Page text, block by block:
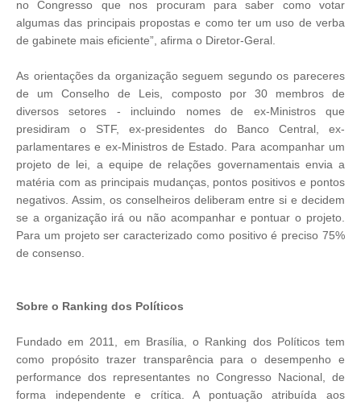
no Congresso que nos procuram para saber como votar
algumas das principais propostas e como ter um uso de verba
de gabinete mais eficiente”, afirma o Diretor-Geral.
As orientações da organização seguem segundo os pareceres
de um Conselho de Leis, composto por 30 membros de
diversos setores - incluindo nomes de ex-Ministros que
presidiram o STF, ex-presidentes do Banco Central, ex-
parlamentares e ex-Ministros de Estado. Para acompanhar um
projeto de lei, a equipe de relações governamentais envia a
matéria com as principais mudanças, pontos positivos e pontos
negativos. Assim, os conselheiros deliberam entre si e decidem
se a organização irá ou não acompanhar e pontuar o projeto.
Para um projeto ser caracterizado como positivo é preciso 75%
de consenso.
Sobre o Ranking dos Políticos
Fundado em 2011, em Brasília, o Ranking dos Políticos tem
como propósito trazer transparência para o desempenho e
performance dos representantes no Congresso Nacional, de
forma independente e crítica. A pontuação atribuída aos